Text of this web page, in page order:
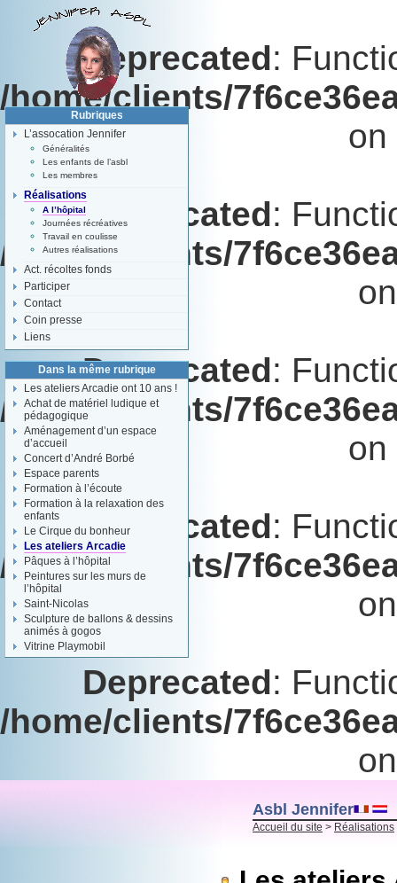
Deprecated:
/home/clients/
Deprecated:
/home/clients/
Deprecated:
/home/clients/
Deprecated:
/home/clients/
Deprecated:
/home/clients/
Asbl Jennifer
Accueil du site > Réalisations
Rubriques
L’assocation Jennifer
Généralités
Les enfants de l’asbl
Les membres
Réalisations
A l’hôpital
Journées récréatives
Travail en coulisse
Autres réalisations
Act. récoltes fonds
Participer
Contact
Coin presse
Liens
Dans la même rubrique
Les ateliers Arcadie ont 10 ans !
Achat de matériel ludique et
pédagogique
Aménagement d’un espace
d’accueil
Concert d’André Borbé
Espace parents
Formation à l’écoute
Formation à la relaxation des
enfants
Le Cirque du bonheur
Les ateliers Arcadie
Pâques à l’hôpital
Peintures sur les murs de
l’hôpital
Saint-Nicolas
Sculpture de ballons & dessins
animés à gogos
Vitrine Playmobil